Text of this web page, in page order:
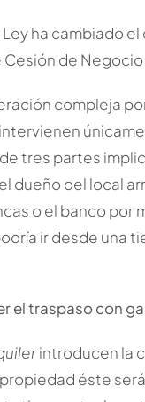
ha cambiado
de
compleja
tres partes
dueño del local
o el banco por
ir desde una
el traspaso con
introducen la
éste